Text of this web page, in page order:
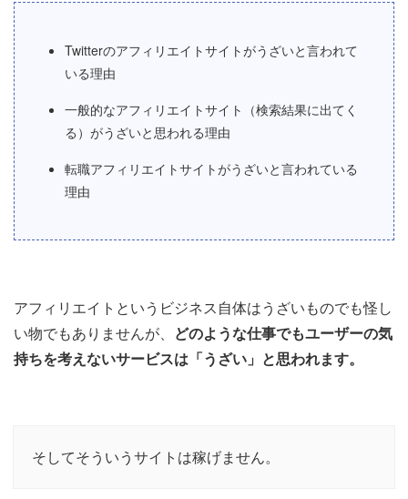
Twitterのアフィリエイトサイトがうざいと言われて
いる理由
一般的なアフィリエイトサイト（検索結果に出てく
る）がうざいと思われる理由
転職アフィリエイトサイトがうざいと言われている
理由
アフィリエイトというビジネス自体はうざいものでも怪し
い物でもありませんが、 どのような仕事でもユーザーの気
持ちを考えないサービスは「うざい」と思われます。
そしてそういうサイトは稼げません。